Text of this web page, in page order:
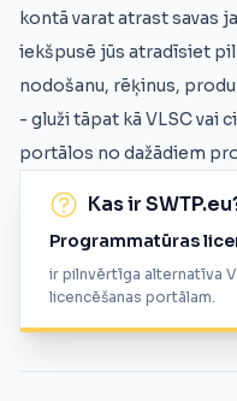
kontā varat atrast savas
iekšpusē jūs atradīsiet
nodošanu, rēķinus,
- gluži tāpat kā VLSC vai
portālos no dažādiem
Kas ir
Programmatūras
ir pilnvērtīga alternatīva
licencēšanas portālam.